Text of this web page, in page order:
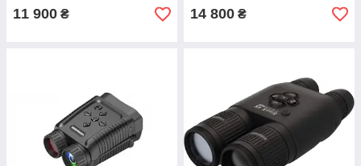
11 900 ₴ 14 800 ₴